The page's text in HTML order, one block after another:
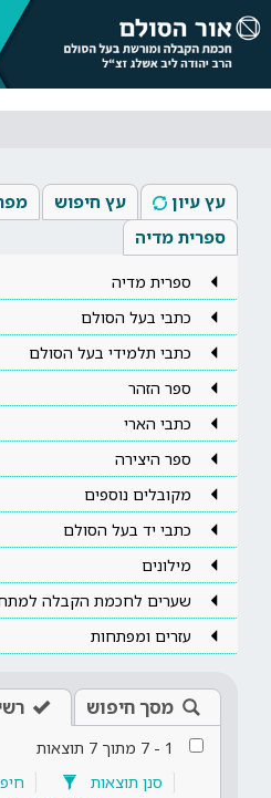
עץ עיון עץ חיפוש
ספרית מדיה
ספרית מדיה
כתבי בעל הסולם
כתבי תלמידי בעל הסולם
ספר הזהר
כתבי הארי
ספר היצירה
מקובלים נוספים
כתבי יד בעל הסולם
מילונים
שערים לחכמת הקבלה
עזרים ומפתחות
מסך חיפוש
1
-
7 מתוך 7 תוצאות
סנן תוצאות